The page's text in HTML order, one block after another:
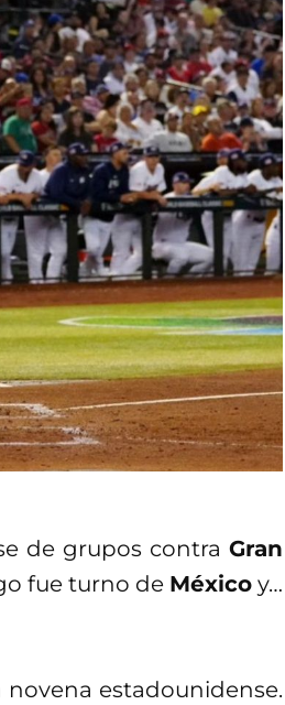
de grupos contraGran
fue turno de Méxicoy…
estadounidense.